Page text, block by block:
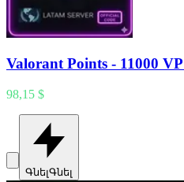
Valorant Points - 11000
98,15 $
ԳնելԳնել